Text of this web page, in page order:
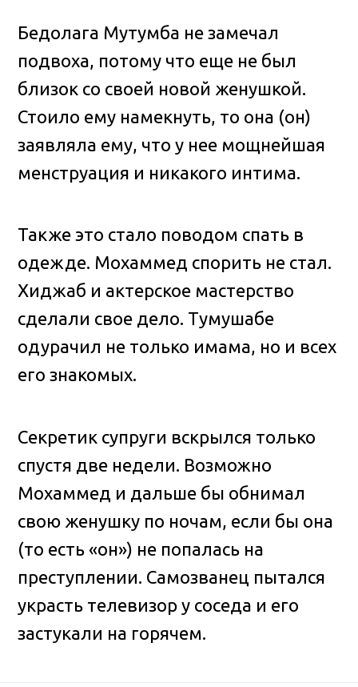
Бедолага Мутумба не замечал
подвоха, потому что еще не был
близок со своей новой женушкой.
Стоило ему намекнуть, то она (он)
заявляла ему, что у нее мощнейшая
менструация и никакого интима.
Также это стало поводом спать в
одежде. Мохаммед спорить не стал.
Хиджаб и актерское мастерство
сделали свое дело. Тумушабе
одурачил не только имама, но и всех
его знакомых.
Секретик супруги вскрылся только
спустя две недели. Возможно
Мохаммед и дальше бы обнимал
свою женушку по ночам, если бы она
(то есть «он») не попалась на
преступлении. Самозванец пытался
украсть телевизор у соседа и его
застукали на горячем.